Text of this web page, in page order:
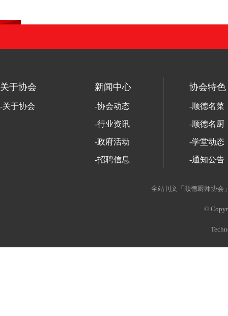
关于协会
-关于协会
新闻中心
-协会动态
-行业资讯
-政府活动
-招聘信息
协会特色
-顺德名菜
-顺德名厨
-学堂动态
-通知公告
全站刊文「顺德厨师协会
©